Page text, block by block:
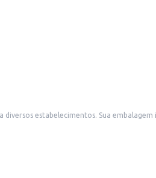
o armazenamento, sendo ideal para cafeterias,